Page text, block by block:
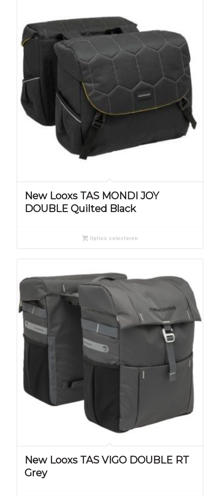
New Looxs TAS MONDI JOY
DOUBLE Quilted Black
Opties selecteren
New Looxs TAS VIGO DOUBLE RT
Grey